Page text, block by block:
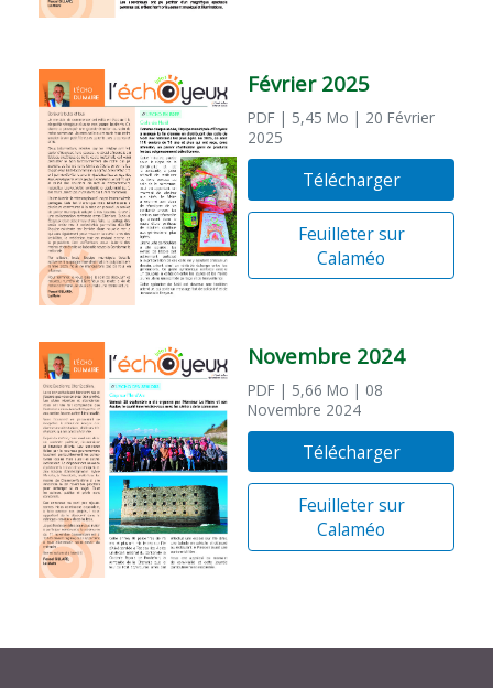
Février 2025
PDF | 5,45 Mo | 20 Février
2025
Télécharger
Feuilleter sur
Calaméo
Novembre 2024
PDF | 5,66 Mo | 08
Novembre 2024
Télécharger
Feuilleter sur
Calaméo